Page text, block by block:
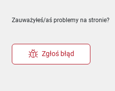
Zauważyłeś/aś problemy na stronie?
Zgłoś błąd